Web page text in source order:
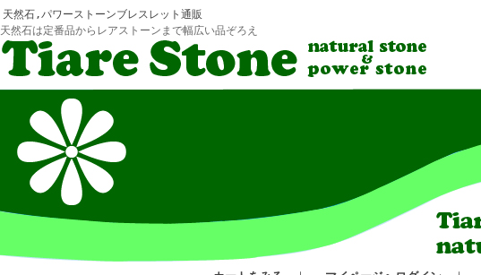
天然石,パワーストーンブレスレット通販
天然石は定番品からレアストーンまで幅広い品ぞろえ